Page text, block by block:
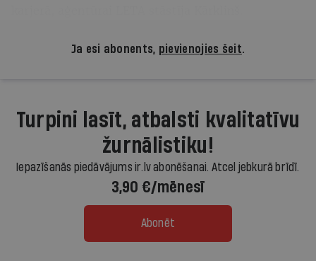
Ja esi abonents, pievienojies šeit.
Turpini lasīt, atbalsti kvalitatīvu
žurnālistiku!
Iepazīšanās piedāvājums ir.lv abonēšanai. Atcel jebkurā brīdī.
3,90 €/mēnesī
Abonēt